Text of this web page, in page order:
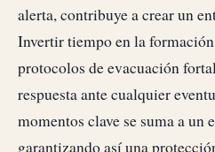
alerta, contribuye a crear un
Invertir tiempo en la
protocolos de evacuación
respuesta ante cualquier
momentos clave se suma a un
garantizando así una